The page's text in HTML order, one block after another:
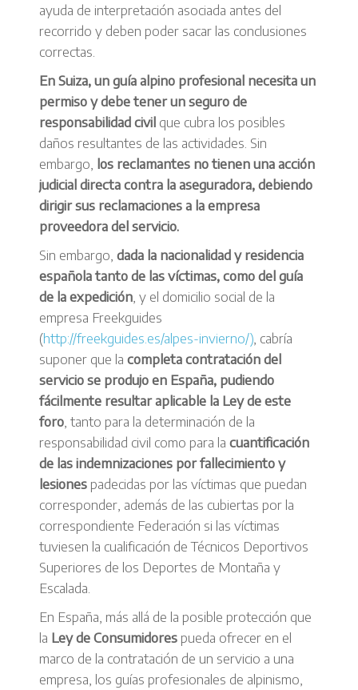
ayuda de interpretación asociada antes del
recorrido y deben poder sacar las conclusiones
correctas.
En Suiza, un guía alpino profesional necesita un
permiso y debe tener un seguro de
responsabilidad civil que cubra los posibles
daños resultantes de las actividades. Sin
embargo, los reclamantes no tienen una acción
judicial directa contra la aseguradora, debiendo
dirigir sus reclamaciones a la empresa
proveedora del servicio.
Sin embargo, dada la nacionalidad y residencia
española tanto de las víctimas, como del guía
de la expedición , y el domicilio social de la
empresa Freekguides
(http://freekguides.es/alpes-invierno/) , cabría
suponer que la completa contratación del
servicio se produjo en España, pudiendo
fácilmente resultar aplicable la Ley de este
foro , tanto para la determinación de la
responsabilidad civil como para la cuantificación
de las indemnizaciones por fallecimiento y
lesiones padecidas por las víctimas que puedan
corresponder, además de las cubiertas por la
correspondiente Federación si las víctimas
tuviesen la cualificación de Técnicos Deportivos
Superiores de los Deportes de Montaña y
Escalada.
En España, más allá de la posible protección que
la Ley de Consumidores pueda ofrecer en el
marco de la contratación de un servicio a una
empresa, los guías profesionales de alpinismo,